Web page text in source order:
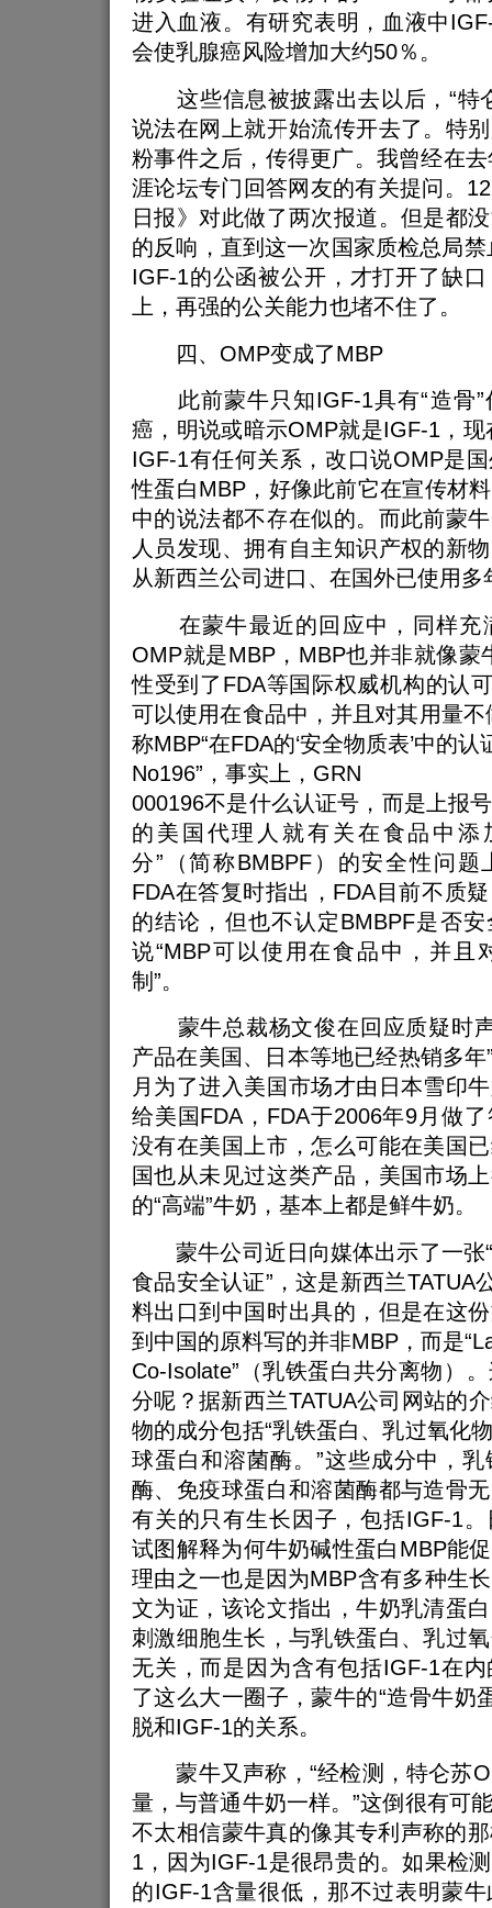
进入血液。有研究表明，血液中
会使乳腺癌风险增加大约50％。
这些信息被披露出去以后，“特
说法在网上就开始流传开去了。特
粉事件之后，传得更广。我曾经在
涯论坛专门回答网友的有关提问。
日报》对此做了两次报道。但是都
的反响，直到这一次国家质检总局
IGF-1的公函被公开，才打开了缺
上，再强的公关能力也堵不住了。
四、OMP变成了MBP
此前蒙牛只知IGF-1具有“造骨”
癌，明说或暗示OMP就是IGF-1，
IGF-1有任何关系，改口说OMP是
性蛋白MBP，好像此前它在宣传材
中的说法都不存在似的。而此前蒙
人员发现、拥有自主知识产权的新
从新西兰公司进口、在国外已使用多
在蒙牛最近的回应中，同样充
OMP就是MBP，MBP也并非就像蒙
性受到了FDA等国际权威机构的认
可以使用在食品中，并且对其用量不
称MBP“在FDA的‘安全物质表’中的认
No196”，事实上，GRN
000196不是什么认证号，而是上报
的美国代理人就有关在食品中添
分”（简称BMBPF）的安全性问题
FDA在答复时指出，FDA目前不质
的结论，但也不认定BMBPF是否
说“MBP可以使用在食品中，并且
制”。
蒙牛总裁杨文俊在回应质疑时声
产品在美国、日本等地已经热销多
月为了进入美国市场才由日本雪印
给美国FDA，FDA于2006年9月做
没有在美国上市，怎么可能在美国
国也从未见过这类产品，美国市场
的“高端”牛奶，基本上都是鲜牛奶。
蒙牛公司近日向媒体出示了一张“
食品安全认证”，这是新西兰TATUA
料出口到中国时出具的，但是在这
到中国的原料写的并非MBP，而是
Co-Isolate”（乳铁蛋白共分离物）
分呢？据新西兰TATUA公司网站的
物的成分包括“乳铁蛋白、乳过氧化
球蛋白和溶菌酶。”这些成分中，
酶、免疫球蛋白和溶菌酶都与造骨
有关的只有生长因子，包括IGF-1
试图解释为何牛奶碱性蛋白MBP能
理由之一也是因为MBP含有多种生
文为证，该论文指出，牛奶乳清蛋
刺激细胞生长，与乳铁蛋白、乳过
无关，而是因为含有包括IGF-1在
了这么大一圈子，蒙牛的“造骨牛奶
脱和IGF-1的关系。
蒙牛又声称，“经检测，特仑苏
量，与普通牛奶一样。”这倒很有可
不太相信蒙牛真的像其专利声称的
1，因为IGF-1是很昂贵的。如果检
的IGF-1含量很低，那不过表明蒙